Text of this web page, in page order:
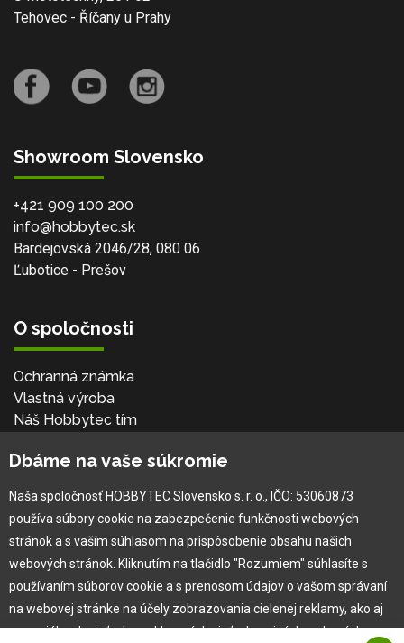
Tehovec - Říčany u Prahy
Showroom Slovensko
+421 909 100 200
info@hobbytec.sk
Bardejovská 2046/28, 080 06
Ľubotice - Prešov
O spoločnosti
Ochranná známka
Vlastná výroba
Náš Hobbytec tím
Naša história
Pre zákazníka
Garancia najlepšej ceny
Užívateľský manuál
Dbáme na vaše súkromie
Naša spoločnosť HOBBYTEC Slovensko s. r. o., IČO: 53060873
používa súbory cookie na zabezpečenie funkčnosti webových
stránok a s vaším súhlasom na prispôsobenie obsahu našich
webových stránok. Kliknutím na tlačidlo "Rozumiem" súhlasíte s
používaním súborov cookie a s prenosom údajov o vašom správaní
na webovej stránke na účely zobrazovania cielenej reklamy, ako aj
na sociálnych sieťach a reklamných sieťach na iných webových